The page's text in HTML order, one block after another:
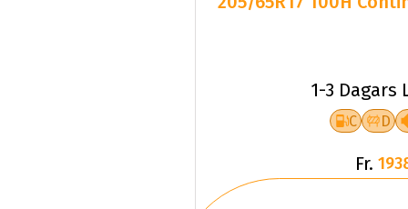
1-3 Dagars
C D
Fr.